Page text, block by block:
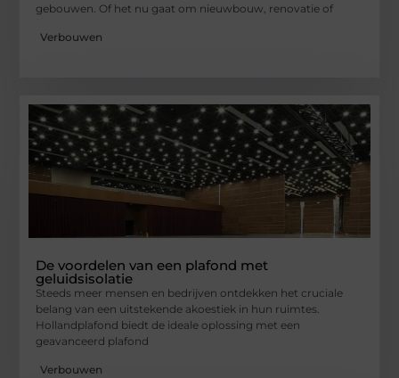
gebouwen. Of het nu gaat om nieuwbouw, renovatie of
Verbouwen
De voordelen van een plafond met
geluidsisolatie
Steeds meer mensen en bedrijven ontdekken het cruciale
belang van een uitstekende akoestiek in hun ruimtes.
Hollandplafond biedt de ideale oplossing met een
geavanceerd plafond
Verbouwen